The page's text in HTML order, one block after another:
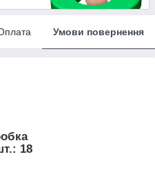
Умови повернення
18